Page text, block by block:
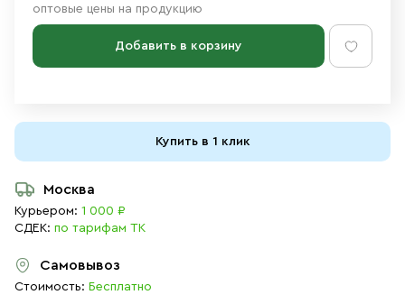
оптовые цены на продукцию
Добавить в корзину
Купить в 1 клик
Москва
Курьером: 1 000 ₽
СДЕК: по тарифам ТК
Самовывоз
Стоимость: Бесплатно